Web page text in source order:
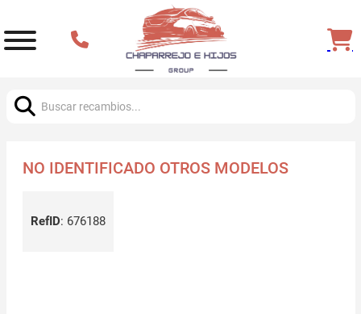
NO IDENTIFICADO OTROS MODELOS
RefID: 676188